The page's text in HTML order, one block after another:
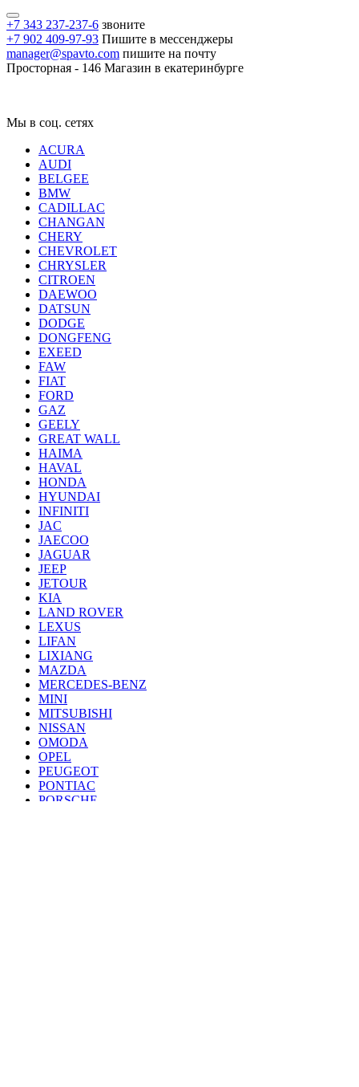
+7 343 237-237-6 звоните
+7 902 409-97-93 Пишите в мессенджеры
manager@spavto.com пишите на почту
Просторная - 146 Магазин в екатеринбурге
Мы в соц. сетях
ACURA
AUDI
BELGEE
BMW
CADILLAC
CHANGAN
CHERY
CHEVROLET
CHRYSLER
CITROEN
DAEWOO
DATSUN
DODGE
DONGFENG
EXEED
FAW
FIAT
FORD
GAZ
GEELY
GREAT WALL
HAIMA
HAVAL
HONDA
HYUNDAI
INFINITI
JAC
JAECOO
JAGUAR
JEEP
JETOUR
KIA
LAND ROVER
LEXUS
LIFAN
LIXIANG
MAZDA
MERCEDES-BENZ
MINI
MITSUBISHI
NISSAN
OMODA
OPEL
PEUGEOT
PONTIAC
PORSCHE